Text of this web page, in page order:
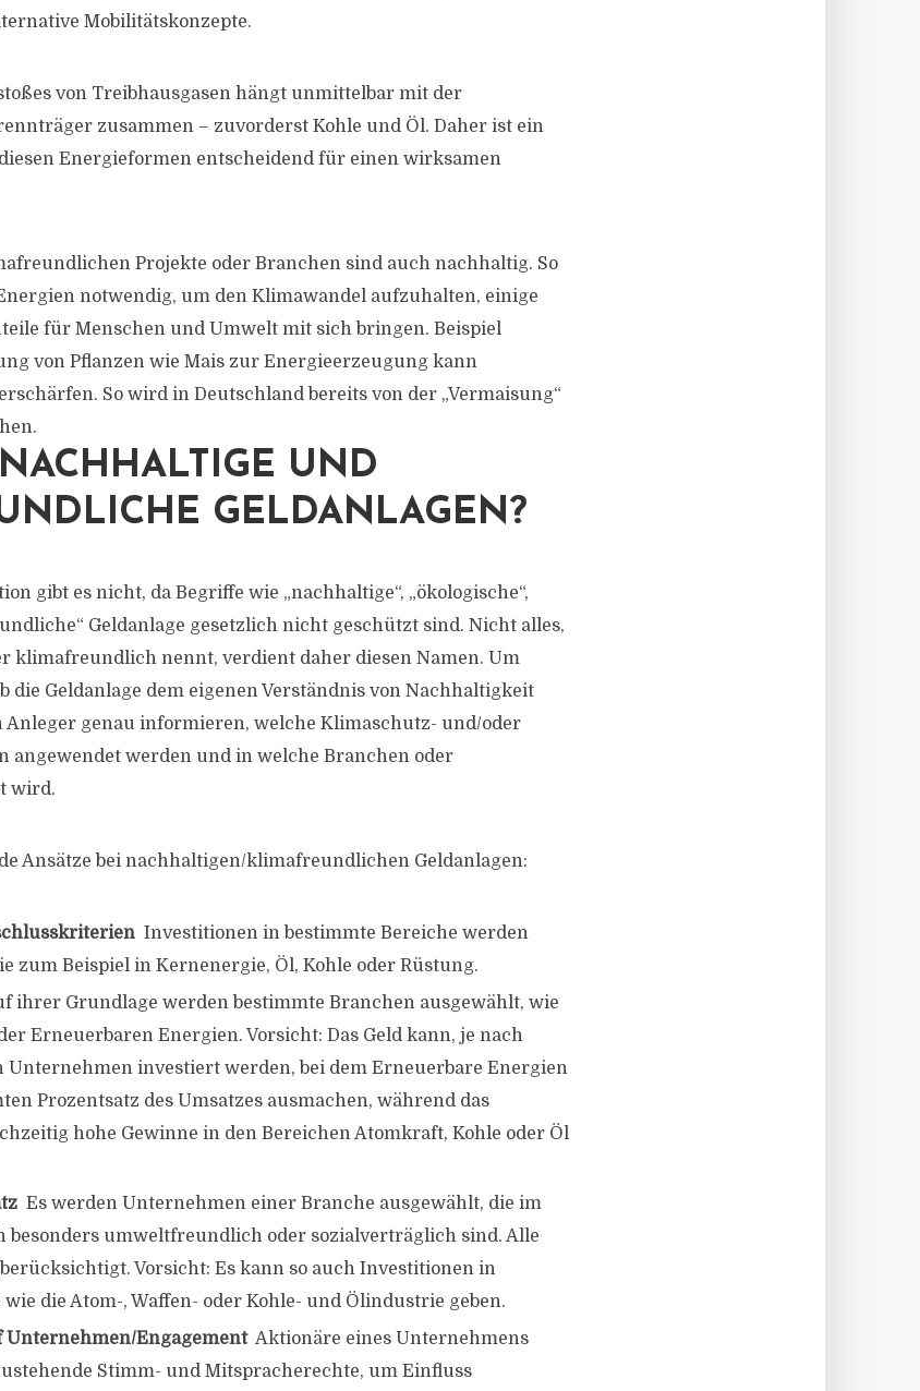
Mobilitätskonzepte.
von Treibhausgasen hängt unmittelbar mit der
zusammen – zuvorderst Kohle und Öl. Daher ist ein
Energieformen entscheidend für einen wirksamen
Projekte oder Branchen sind auch nachhaltig. So
notwendig, um den Klimawandel aufzuhalten, einige
für Menschen und Umwelt mit sich bringen. Beispiel
von Pflanzen wie Mais zur Energieerzeugung kann
So wird in Deutschland bereits von der „Vermaisung“
UND
GELDANLAGEN?
gibt es nicht, da Begriffe wie „nachhaltige“, „ökologische“,
Geldanlage gesetzlich nicht geschützt sind. Nicht alles,
klimafreundlich nennt, verdient daher diesen Namen. Um
die Geldanlage dem eigenen Verständnis von Nachhaltigkeit
Anleger genau informieren, welche Klimaschutz- und/oder
werden und in welche Branchen oder
wird.
Ansätze bei nachhaltigen/klimafreundlichen Geldanlagen:
 Investitionen in bestimmte Bereiche werden
zum Beispiel in Kernenergie, Öl, Kohle oder Rüstung.
ihrer Grundlage werden bestimmte Branchen ausgewählt, wie
Erneuerbaren Energien. Vorsicht: Das Geld kann, je nach
Unternehmen investiert werden, bei dem Erneuerbare Energien
Prozentsatz des Umsatzes ausmachen, während das
hohe Gewinne in den Bereichen Atomkraft, Kohle oder Öl
 Es werden Unternehmen einer Branche ausgewählt, die im
besonders umweltfreundlich oder sozialverträglich sind. Alle
Vorsicht: Es kann so auch Investitionen in
die Atom-, Waffen- oder Kohle- und Ölindustrie geben.
Unternehmen/Engagement Aktionäre eines Unternehmens
Stimm- und Mitspracherechte, um Einfluss